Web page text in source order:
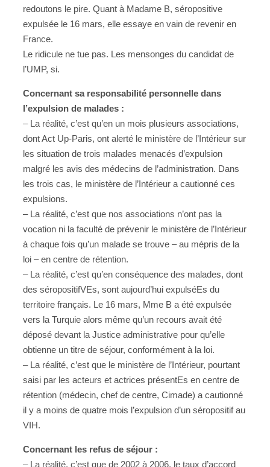
redoutons le pire. Quant à Madame B, séropositive
expulsée le 16 mars, elle essaye en vain de revenir en
France.
Le ridicule ne tue pas. Les mensonges du candidat de
l’UMP, si.
Concernant sa responsabilité personnelle dans
l’expulsion de malades :
– La réalité, c’est qu’en un mois plusieurs associations,
dont Act Up-Paris, ont alerté le ministère de l’Intérieur sur
les situation de trois malades menacés d’expulsion
malgré les avis des médecins de l’administration. Dans
les trois cas, le ministère de l’Intérieur a cautionné ces
expulsions.
– La réalité, c’est que nos associations n’ont pas la
vocation ni la faculté de prévenir le ministère de l’Intérieur
à chaque fois qu’un malade se trouve – au mépris de la
loi – en centre de rétention.
– La réalité, c’est qu’en conséquence des malades, dont
des séropositifVEs, sont aujourd’hui expulséEs du
territoire français. Le 16 mars, Mme B a été expulsée
vers la Turquie alors même qu’un recours avait été
déposé devant la Justice administrative pour qu’elle
obtienne un titre de séjour, conformément à la loi.
– La réalité, c’est que le ministère de l’Intérieur, pourtant
saisi par les acteurs et actrices présentEs en centre de
rétention (médecin, chef de centre, Cimade) a cautionné
il y a moins de quatre mois l’expulsion d’un séropositif au
VIH.
Concernant les refus de séjour :
– La réalité, c’est que de 2002 à 2006, le taux d’accord